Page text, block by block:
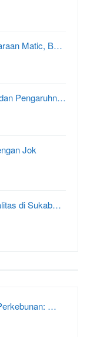
Matic, B…
Pengaruhn…
Jok
di Sukab…
…